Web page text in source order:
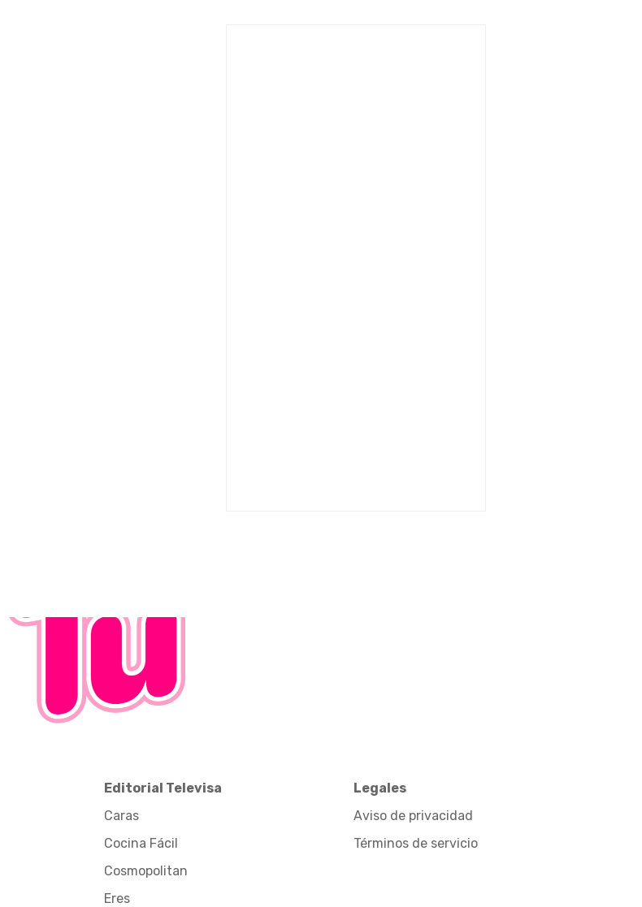
Editorial Televisa
Caras
Cocina Fácil
Cosmopolitan
Eres
Legales
Aviso de privacidad
Términos de servicio